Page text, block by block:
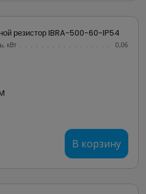
резистор IBRA-500-60-IP54
кВт 0,06
В корзину